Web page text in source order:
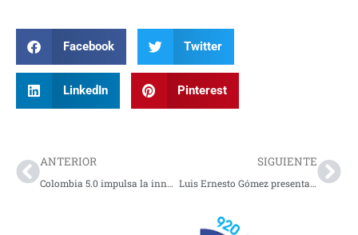
Facebook Twitter
LinkedIn Pinterest
ANTERIOR
Colombia 5.0 impulsa la innovación digital en las regiones
SIGUIENTE
Luis Ernesto Gómez presenta su libro ‘Crear confianza, el secreto de la felicidad y la prosperidad’